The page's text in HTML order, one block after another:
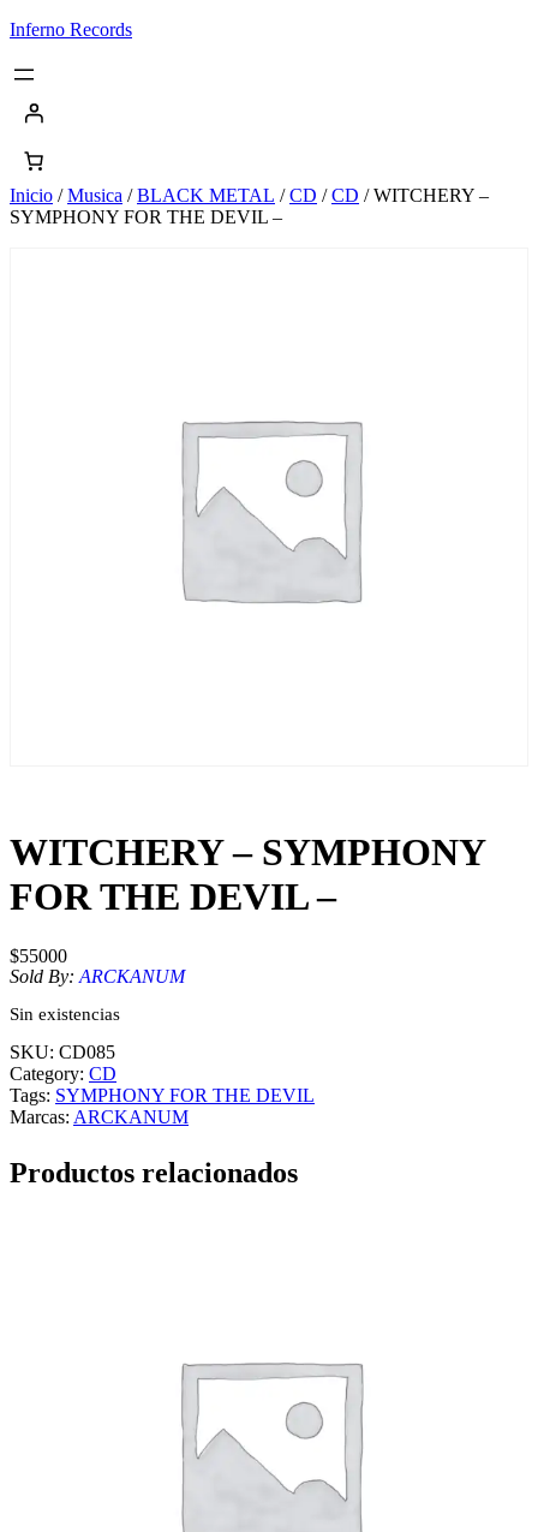
Saltar
contenido
Inferno Records
Inicio /Musica /BLACK METAL /CD /CD / WITCHERY –
SYMPHONY FOR THE DEVIL –
WITCHERY – SYMPHONY
FOR THE DEVIL –
$55000
Sold By: ARCKANUM
Sin existencias
SKU: CD085
Category: CD
Tags: SYMPHONY FOR THE DEVIL
Marcas: ARCKANUM
Productos relacionados